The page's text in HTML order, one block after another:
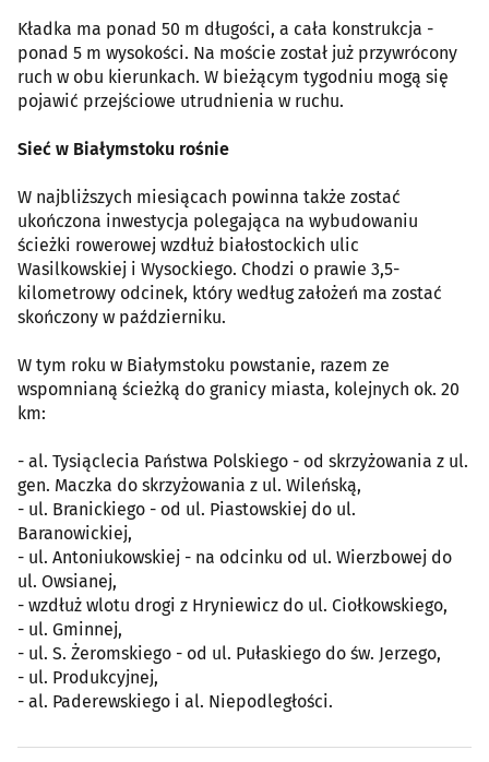
Kładka ma ponad 50 m długości, a cała konstrukcja -
ponad 5 m wysokości. Na moście został już przywrócony
ruch w obu kierunkach. W bieżącym tygodniu mogą się
pojawić przejściowe utrudnienia w ruchu.
Sieć w Białymstoku rośnie
W najbliższych miesiącach powinna także zostać
ukończona inwestycja polegająca na wybudowaniu
ścieżki rowerowej wzdłuż białostockich ulic
Wasilkowskiej i Wysockiego. Chodzi o prawie 3,5-
kilometrowy odcinek, który według założeń ma zostać
skończony w październiku.
W tym roku w Białymstoku powstanie, razem ze
wspomnianą ścieżką do granicy miasta, kolejnych ok. 20
km:
- al. Tysiąclecia Państwa Polskiego - od skrzyżowania z ul.
gen. Maczka do skrzyżowania z ul. Wileńską,
- ul. Branickiego - od ul. Piastowskiej do ul.
Baranowickiej,
- ul. Antoniukowskiej - na odcinku od ul. Wierzbowej do
ul. Owsianej,
- wzdłuż wlotu drogi z Hryniewicz do ul. Ciołkowskiego,
- ul. Gminnej,
- ul. S. Żeromskiego - od ul. Pułaskiego do św. Jerzego,
- ul. Produkcyjnej,
- al. Paderewskiego i al. Niepodległości.